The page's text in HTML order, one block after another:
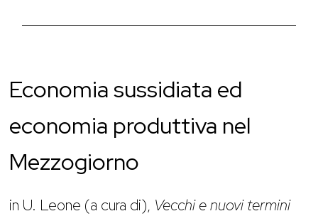
Economia sussidiata ed
economia produttiva nel
Mezzogiorno
in U. Leone (a cura di), Vecchi e nuovi termini